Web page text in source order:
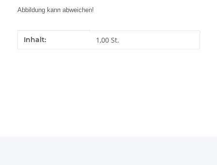
Abbildung kann abweichen!
Produkteigenschaft
Wert
Inhalt: 1,00 St.